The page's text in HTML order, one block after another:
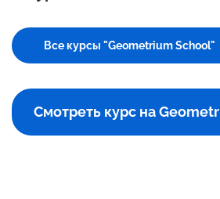
Все курсы "Geometrium School"